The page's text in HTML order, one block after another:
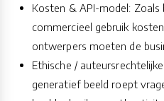
Kosten & API-model:
commercieel gebruik
ontwerpers moeten de
Ethische /
generatief beeld roept